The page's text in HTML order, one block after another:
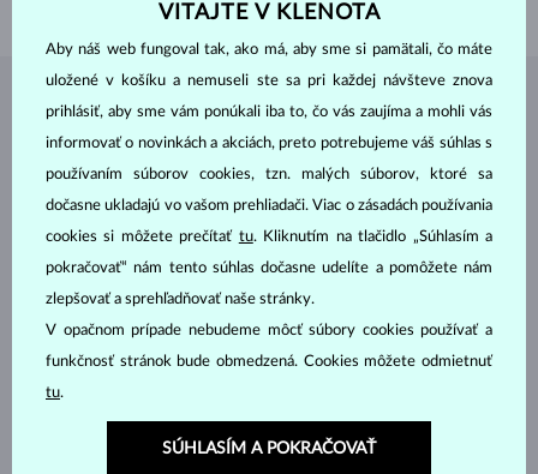
ŠPERKY ZATELIÉRU KLENOTA
VITAJTE V KLENOTA
Aby náš web fungoval tak, ako má, aby sme si pamätali, čo máte
uložené v košíku a nemuseli ste sa pri každej návšteve znova
prihlásiť, aby sme vám ponúkali iba to, čo vás zaujíma a mohli vás
informovať o novinkách a akciách, preto potrebujeme váš súhlas s
používaním súborov cookies, tzn. malých súborov, ktoré sa
dočasne ukladajú vo vašom prehliadači. Viac o zásadách používania
cookies si môžete prečítať tu. Kliknutím na tlačidlo „Súhlasím a
pokračovať“ nám tento súhlas dočasne udelíte a pomôžete nám
zlepšovať a sprehľadňovať naše stránky.
V opačnom prípade nebudeme môcť súbory cookies používať a
funkčnosť stránok bude obmedzená. Cookies môžete odmietnuť
tu.
SÚHLASÍM A POKRAČOVAŤ